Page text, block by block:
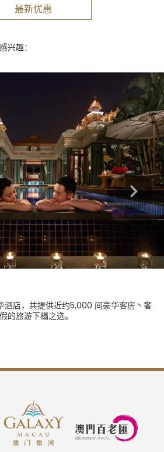
最新优惠
兴趣：
酒店，共提供近约5,000 间豪华客房丶奢
的旅游下榻之选。